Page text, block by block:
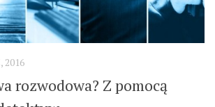
2016
rozwodowa? Z pomocą